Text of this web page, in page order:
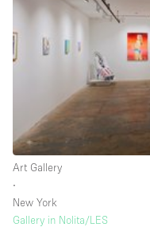
Handicap Accessible
Haussmann Style
Industrial
Kitchen
Art Gallery
∙
New York
Gallery in Nolita/LES